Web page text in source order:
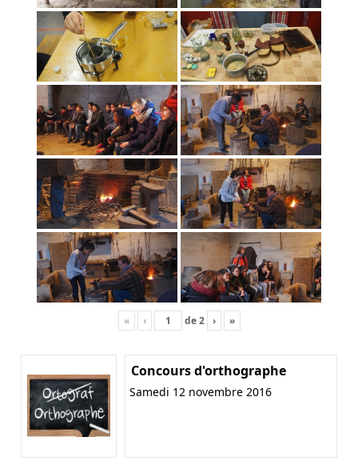
« ‹ de2 › »
Concours d'orthographe
Samedi 12 novembre 2016